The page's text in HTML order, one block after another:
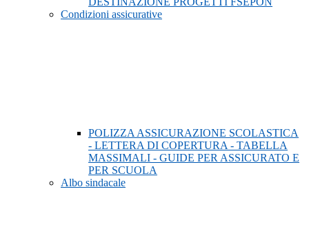
Condizioni assicurative
POLIZZA ASSICURAZIONE SCOLASTICA
- LETTERA DI COPERTURA - TABELLA
MASSIMALI - GUIDE PER ASSICURATO E
PER SCUOLA
Albo sindacale